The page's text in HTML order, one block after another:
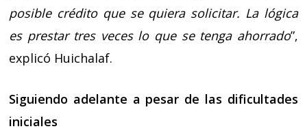
posible crédito que se quiera solicitar. La lógica
es prestar tres veces lo que se tenga ahorrado”,
explicó Huichalaf.
Siguiendo adelante a pesar de las dificultades
iniciales